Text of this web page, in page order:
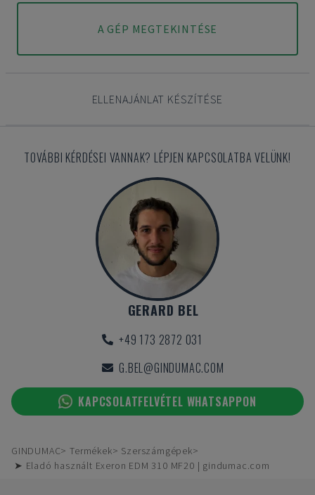
A GÉP MEGTEKINTÉSE
ELLENAJÁNLAT KÉSZÍTÉSE
TOVÁBBI KÉRDÉSEI VANNAK? LÉPJEN KAPCSOLATBA VELÜNK!
GERARD BEL
+49 173 2872 031
G.BEL@GINDUMAC.COM
KAPCSOLATFELVÉTEL WHATSAPPON
GINDUMAC Termékek
Szerszámgépek
➤ Eladó használt Exeron EDM 310 MF20 | gindumac.com